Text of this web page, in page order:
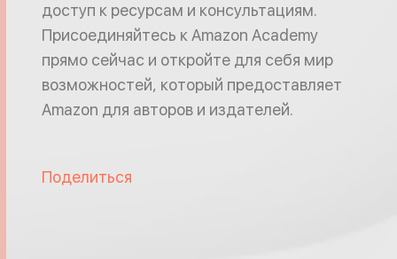
доступ к ресурсам и консультациям.
Присоединяйтесь к Amazon Academy
прямо сейчас и откройте для себя мир
возможностей, который предоставляет
Amazon для авторов и издателей.
Поделиться